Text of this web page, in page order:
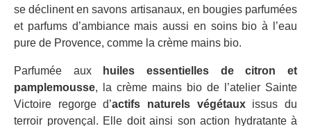
se déclinent en savons artisanaux, en bougies parfumées
et parfums d’ambiance mais aussi en soins bio à l’eau
pure de Provence, comme la crème mains bio.
Parfumée aux
huiles essentielles de citron et
pamplemousse, la crème mains bio de l’atelier Sainte
Victoire regorge d’actifs naturels végétauxissus du
terroir provençal. Elle doit ainsi son action hydratante à